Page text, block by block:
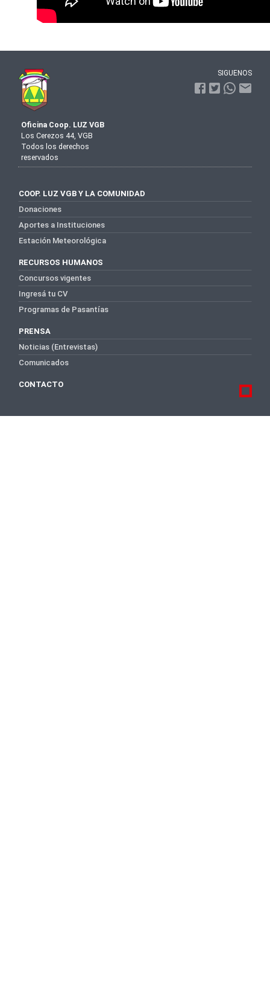
Oficina Coop. LUZ VGB
Los Cerezos 44, VGB
Todos los derechos
reservados
SIGUENOS
COOP. LUZ VGB Y LA COMUNIDAD
Donaciones
Aportes a Instituciones
Estación Meteorológica
RECURSOS HUMANOS
Concursos vigentes
Ingresá tu CV
Programas de Pasantías
PRENSA
Noticias (Entrevistas)
Comunicados
CONTACTO